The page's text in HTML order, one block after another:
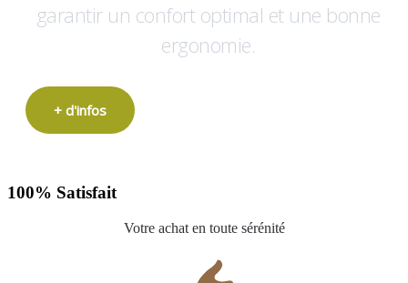
garantir un confort optimal et une bonne
ergonomie.
+ d'infos
100% Satisfait
Votre achat en toute sérénité